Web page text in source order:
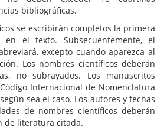
bibliográficas.
se escribirán completos la primera
el texto. Subsecuentemente, el
excepto cuando aparezca al
Los nombres científicos deberán
no subrayados. Los manuscritos
Internacional de Nomenclatura
sea el caso. Los autores y fechas
de nombres científicos deberán
de literatura citada.